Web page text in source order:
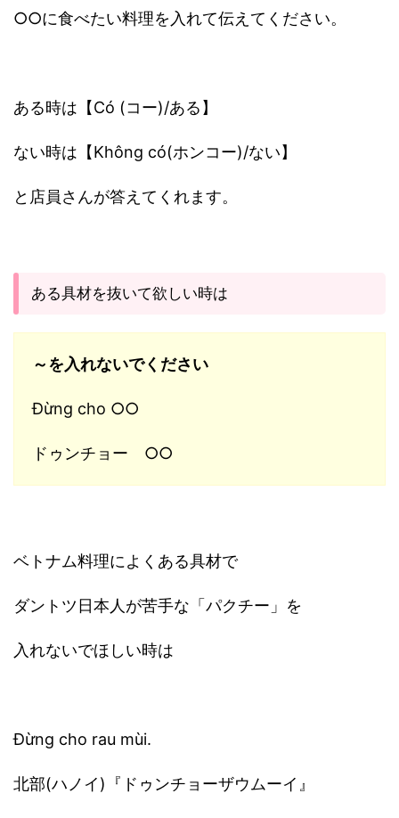
○○に食べたい料理を入れて伝えてください。
ある時は【Có (コー)/ある】
ない時は【Không có(ホンコー)/ない】
と店員さんが答えてくれます。
ある具材を抜いて欲しい時は
～を入れないでください
Đừng cho ○○
ドゥンチョー ○○
ベトナム料理によくある具材で
ダントツ日本人が苦手な「パクチー」を
入れないでほしい時は
Đừng cho rau mùi.
北部(ハノイ)『ドゥンチョーザウムーイ』